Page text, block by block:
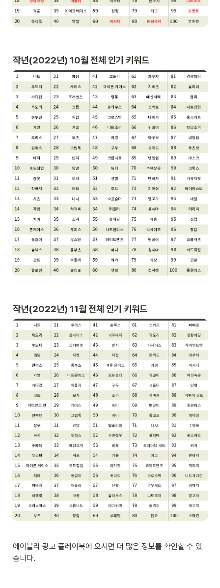
작년(2022년) 10월 전체 인기 키워드
작년(2022년) 11월 전체 인기 키워드
에이블리 광고 플레이북에 오시면 더 많은 정보를 확인할 수 있
습니다.